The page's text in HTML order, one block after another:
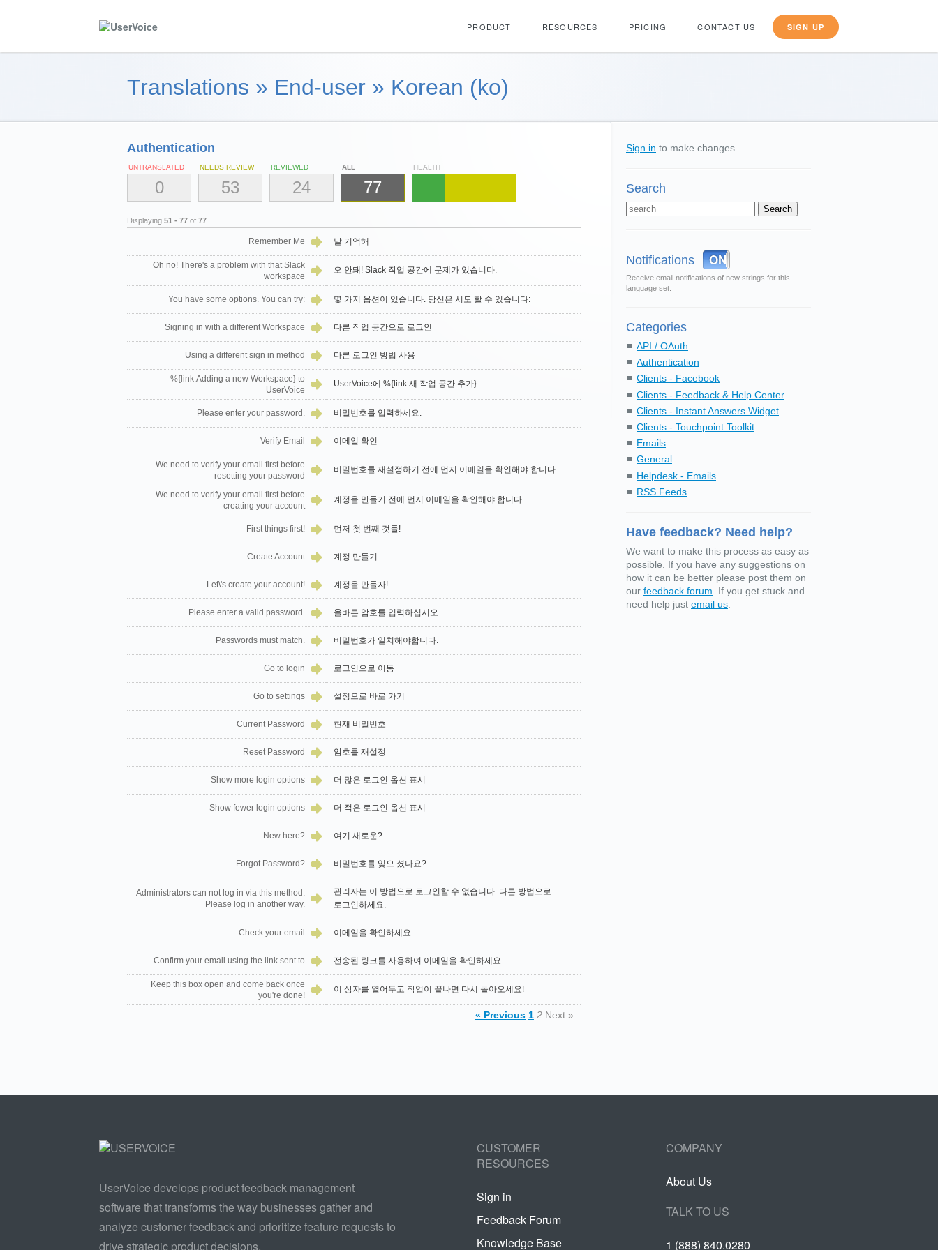
PRODUCT RESOURCES PRICING CONTACT US SIGN UP
Translations » End-user » Korean (ko)
Authentication
UNTRANSLATED
0
NEEDS REVIEW
53
REVIEWED
24
ALL
77
HEALTH
Displaying 51 - 77 of 77
Remember Me 날 기억해
Oh no! There's a problem with that Slack
workspace
오 안돼! Slack 작업 공간에 문제가 있습니다.
You have some options. You can try: 몇 가지 옵션이 있습니다. 당신은 시도 할 수 있습니다:
Signing in with a different Workspace 다른 작업 공간으로 로그인
Using a different sign in method 다른 로그인 방법 사용
%{link:Adding a new Workspace} to
UserVoice
UserVoice에 %{link:새 작업 공간 추가}
Please enter your password. 비밀번호를 입력하세요.
Verify Email 이메일 확인
We need to verify your email first before
resetting your password
비밀번호를 재설정하기 전에 먼저 이메일을 확인해야 합니다.
We need to verify your email first before
creating your account
계정을 만들기 전에 먼저 이메일을 확인해야 합니다.
First things first! 먼저 첫 번째 것들!
Create Account 계정 만들기
Let\'s create your account! 계정을 만들자!
Please enter a valid password. 올바른 암호를 입력하십시오.
Passwords must match. 비밀번호가 일치해야합니다.
Go to login 로그인으로 이동
Go to settings 설정으로 바로 가기
Current Password 현재 비밀번호
Reset Password 암호를 재설정
Show more login options 더 많은 로그인 옵션 표시
Show fewer login options 더 적은 로그인 옵션 표시
New here? 여기 새로운?
Forgot Password? 비밀번호를 잊으 셨나요?
Administrators can not log in via this method.
Please log in another way.
관리자는 이 방법으로 로그인할 수 없습니다. 다른 방법으로
로그인하세요.
Check your email 이메일을 확인하세요
Confirm your email using the link sent to 전송된 링크를 사용하여 이메일을 확인하세요.
Keep this box open and come back once
you're done!
이 상자를 열어두고 작업이 끝나면 다시 돌아오세요!
« Previous 1 2 Next »
Sign in to make changes
Search
Notifications OFF
ON
Receive email notifications of new strings for this
language set.
Categories
API / OAuth
Authentication
Clients - Facebook
Clients - Feedback & Help Center
Clients - Instant Answers Widget
Clients - Touchpoint Toolkit
Emails
General
Helpdesk - Emails
RSS Feeds
Have feedback? Need help?
We want to make this process as easy as
possible. If you have any suggestions on
how it can be better please post them on
our feedback forum . If you get stuck and
need help just email us
UserVoice develops product feedback management
software that transforms the way businesses gather and
analyze customer feedback and prioritize feature requests to
drive strategic product decisions.
CUSTOMER
RESOURCES
Sign in
Feedback Forum
Knowledge Base
COMPANY
About Us
TALK TO US
1 (888) 840.0280